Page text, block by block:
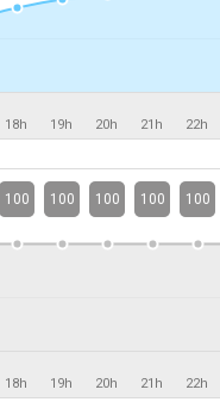
18h 19h 20h 21h 22h
100 100 100 100 100
18h 19h 20h 21h 22h